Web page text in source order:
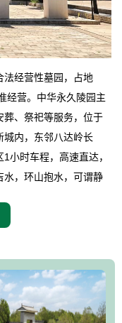
法经营性墓园，占地
经营。中华永久陵园主
葬、祭祀等服务，位于
城内，东邻八达岭长
小时车程，高速直达，
水，环山抱水，可谓静
渠，由三条山脊环绕
龙，右白虎，前朱
厅的水又止住了，正好
园风景庄重典雅、气
园以皇家建筑风格为载